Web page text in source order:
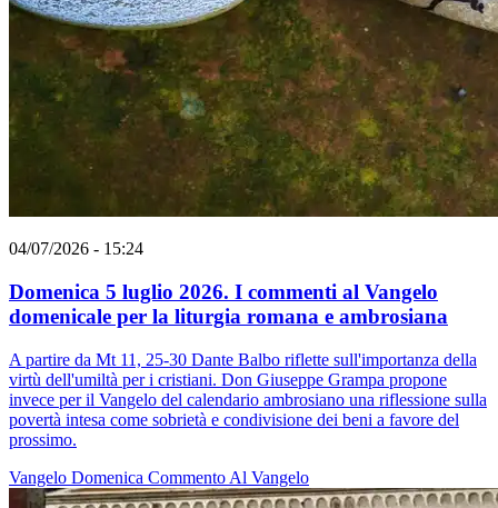
04/07/2026 - 15:24
Domenica 5 luglio 2026. I commenti al Vangelo
domenicale per la liturgia romana e ambrosiana
A partire da Mt 11, 25-30 Dante Balbo riflette sull'importanza della
virtù dell'umiltà per i cristiani. Don Giuseppe Grampa propone
invece per il Vangelo del calendario ambrosiano una riflessione sulla
povertà intesa come sobrietà e condivisione dei beni a favore del
prossimo.
Vangelo Domenica Commento Al Vangelo